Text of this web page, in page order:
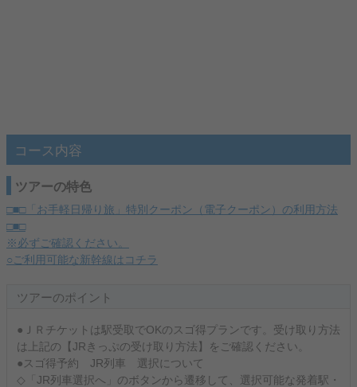
コース内容
ツアーの特色
□■□「お手軽日帰り旅」特別クーポン（電子クーポン）の利用方法
□■□
※必ずご確認ください。
○ご利用可能な新幹線はコチラ
ツアーのポイント
●ＪＲチケットは駅受取でOKのスゴ得プランです。受け取り方法
は上記の【JRきっぷの受け取り方法】をご確認ください。
●スゴ得予約 JR列車 選択について
◇「JR列車選択へ」のボタンから遷移して、選択可能な発着駅・